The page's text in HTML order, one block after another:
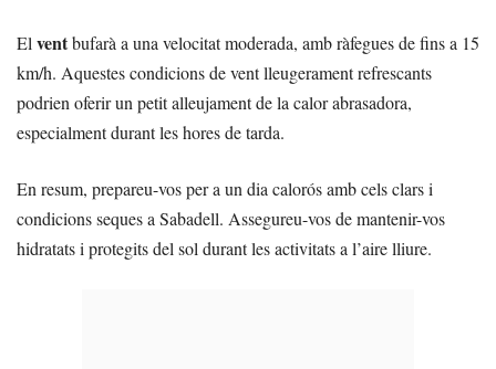
Elventbufarà a una velocitat moderada, amb ràfegues de fins a 15
km/h. Aquestes condicions de vent lleugerament refrescants
podrien oferir un petit alleujament de la calor abrasadora,
especialment durant les hores de tarda.
En resum, prepareu-vos per a un dia calorós amb cels clars i
condicions seques a Sabadell. Assegureu-vos de mantenir-vos
hidratats i protegits del sol durant les activitats a l’aire lliure.